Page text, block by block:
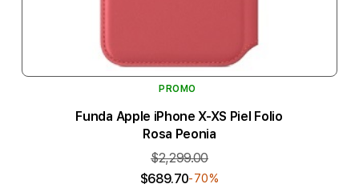
PROMO
Funda Apple iPhone X-XS Piel Folio
Rosa Peonia
$2,299.00
$689.70-70%